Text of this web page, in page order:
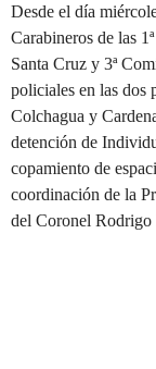
Desde el día
Carabineros de las
Santa Cruz y 3ª
policiales en las dos
Colchagua y
detención de
copamiento de
coordinación de la
del Coronel Rodrigo